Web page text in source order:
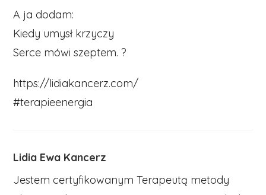
A ja dodam:
Kiedy umysł krzyczy
Serce mówi szeptem. ?
https://lidiakancerz.com/
#terapieenergia
Lidia Ewa Kancerz
Jestem certyfikowanym Terapeutą metody